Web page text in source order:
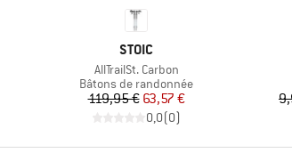
MARQUE
STOIC
Article
AllTrailSt. Carbon
Product group
Bâtons de randonnée
Prix
119,95 €Prix réduit
63,57 €
0,0(0)